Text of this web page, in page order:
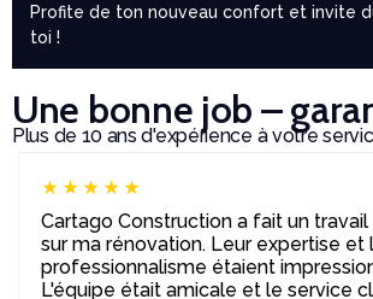
Profite de ton nouveau confort et invite
toi !
Une bonne job –
Plus de 10 ans d'expérience à votre
★★★★★
Cartago Construction a fait un
sur ma rénovation. Leur expertise et
professionnalisme étaient
L'équipe était amicale et le service